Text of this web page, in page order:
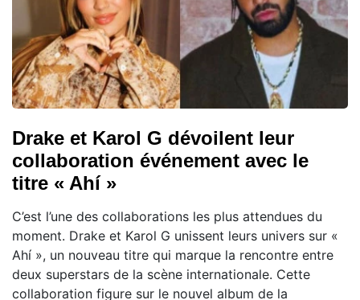
Drake et Karol G dévoilent leur
collaboration événement avec le
titre « Ahí »
C’est l’une des collaborations les plus attendues du
moment. Drake et Karol G unissent leurs univers sur «
Ahí », un nouveau titre qui marque la rencontre entre
deux superstars de la scène internationale. Cette
collaboration figure sur le nouvel album de la